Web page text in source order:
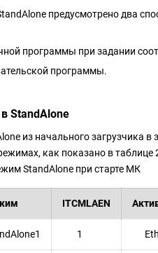
предусмотрено два
программы при задании
программы.
StandAlone
из начального загрузчика
как показано в таблице
StandAlone при старте МК
ITCMLAEN
1